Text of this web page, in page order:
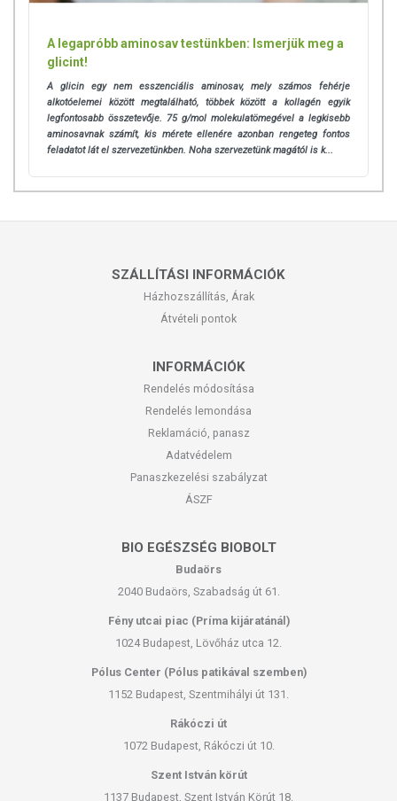
A legapróbb aminosav testünkben: Ismerjük meg a
glicint!
A glicin egy nem esszenciális aminosav, mely számos fehérje
alkotóelemei között megtalálható, többek között a kollagén egyik
legfontosabb összetevője. 75 g/mol molekulatömegével a legkisebb
aminosavnak számít, kis mérete ellenére azonban rengeteg fontos
feladatot lát el szervezetünkben. Noha szervezetünk magától is k...
SZÁLLÍTÁSI INFORMÁCIÓK
Házhozszállítás, Árak
Átvételi pontok
INFORMÁCIÓK
Rendelés módosítása
Rendelés lemondása
Reklamáció, panasz
Adatvédelem
Panaszkezelési szabályzat
ÁSZF
BIO EGÉSZSÉG BIOBOLT
Budaörs
2040 Budaörs, Szabadság út 61.
Fény utcai piac (Príma kijáratánál)
1024 Budapest, Lövőház utca 12.
Pólus Center (Pólus patikával szemben)
1152 Budapest, Szentmihályi út 131.
Rákóczi út
1072 Budapest, Rákóczi út 10.
Szent István körút
1137 Budapest, Szent István Körút 18.